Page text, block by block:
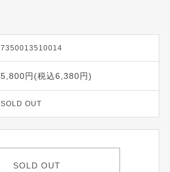
7350013510014
5,800円(税込6,380円)
SOLD OUT
SOLD OUT